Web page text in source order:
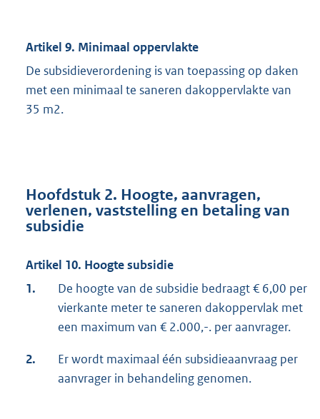
Artikel 9. Minimaal oppervlakte
De subsidieverordening is van toepassing op daken
met een minimaal te saneren dakoppervlakte van
35 m2.
Hoofdstuk 2. Hoogte, aanvragen,
verlenen, vaststelling en betaling van
subsidie
Artikel 10. Hoogte subsidie
1.
De hoogte van de subsidie bedraagt € 6,00 per
vierkante meter te saneren dakoppervlak met
een maximum van € 2.000,-. per aanvrager.
2.
Er wordt maximaal één subsidieaanvraag per
aanvrager in behandeling genomen.